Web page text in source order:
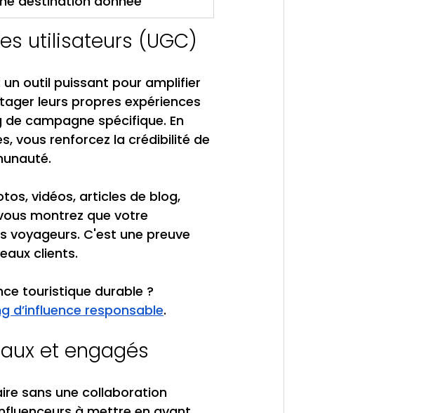
utilisateurs (UGC)
outil puissant pour amplifier
leurs propres expériences
campagne spécifique. En
vous renforcez la crédibilité de
vidéos, articles de blog,
montrez que votre
C'est une preuve
clients.
touristique durable ?
d’influence responsable.
et engagés
sans une collaboration